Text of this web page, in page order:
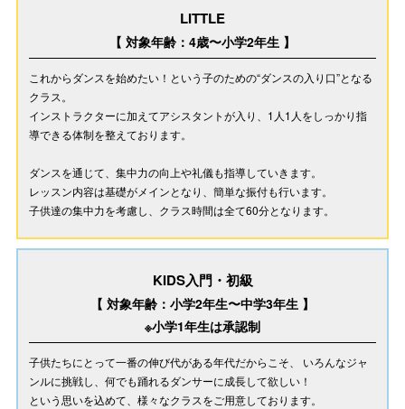
LITTLE
【 対象年齢：4歳〜小学2年生 】
これからダンスを始めたい！という子のための“ダンスの入り口”となる
クラス。
インストラクターに加えてアシスタントが入り、1人1人をしっかり指
導できる体制を整えております。
ダンスを通じて、集中力の向上や礼儀も指導していきます。
レッスン内容は基礎がメインとなり、簡単な振付も行います。
子供達の集中力を考慮し、クラス時間は全て60分となります。
KIDS入門・初級
【 対象年齢：小学2年生〜中学3年生 】
※小学1年生は承認制
子供たちにとって一番の伸び代がある年代だからこそ、 いろんなジャ
ンルに挑戦し、何でも踊れるダンサーに成長して欲しい！
という思いを込めて、様々なクラスをご用意しております。